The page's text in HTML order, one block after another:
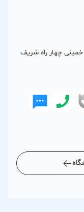
چهار راه شریف